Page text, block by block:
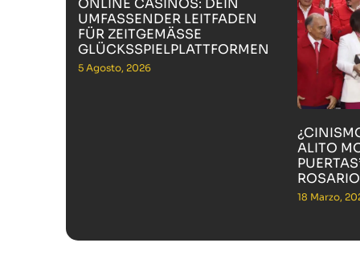
UMFASSENDER LEITFADEN
FÜR ZEITGEMÄSSE G
LÜCKSSPIELPLATTFORMEN
5 Agosto, 2026
ALITO
18 Marzo,